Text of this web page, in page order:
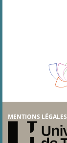
MENTIONS LÉGALES